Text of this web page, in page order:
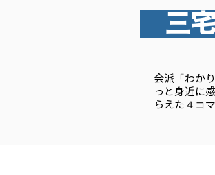
三
会派「わか
っと身近に
らえた ４コ